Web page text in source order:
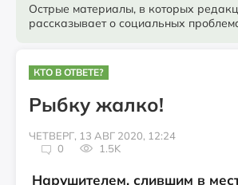
Острые материалы, в которых
рассказывает о социальных
КТО В ОТВЕТЕ?
Рыбку жалко!
ЧЕТВЕРГ, 13 АВГ 2020, 12:24
0
1.5K
Нарушителем, слившим в